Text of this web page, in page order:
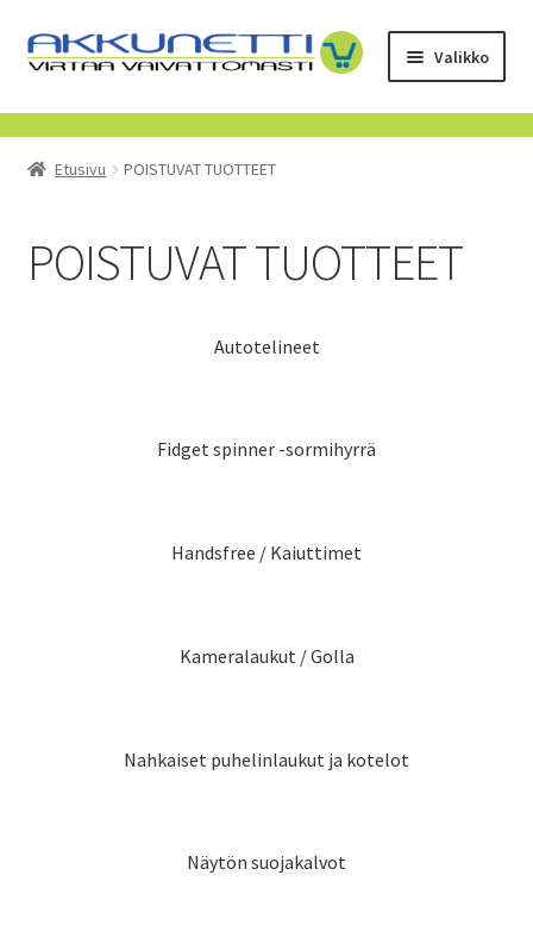
Siirry
navigointiin
Siirry
sisältöön
Valikko
Kauppa
Tietoa meistä
Yrityksille
Etusivu POISTUVAT TUOTTEET
POISTUVAT TUOTTEET
Autotelineet
Fidget spinner -sormihyrrä
Handsfree / Kaiuttimet
Kameralaukut / Golla
Nahkaiset puhelinlaukut ja kotelot
Näytön suojakalvot